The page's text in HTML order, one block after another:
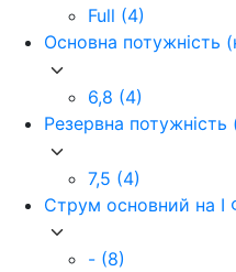
Full (4)
Основна потужність
6,8 (4)
Резервна потужність
7,5 (4)
Струм основний на I
- (8)